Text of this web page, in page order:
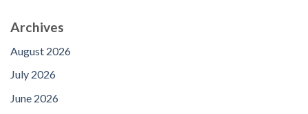
Archives
August 2026
July 2026
June 2026